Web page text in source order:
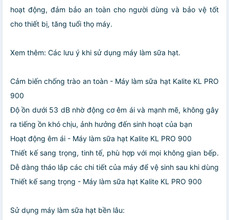
hoạt động, đảm bảo an toàn cho người dùng và bảo vệ tốt
cho thiết bị, tăng tuổi thọ máy.
Xem thêm: Các lưu ý khi sử dụng máy làm sữa hạt.
Cảm biến chống trào an toàn - Máy làm sữa hạt Kalite KL PRO
900
Độ ồn dưới 53 dB nhờ động cơ êm ái và mạnh mẽ, không gây
ra tiếng ồn khó chịu, ảnh hưởng đến sinh hoạt của bạn
Hoạt động êm ái - Máy làm sữa hạt Kalite KL PRO 900
Thiết kế sang trọng, tinh tế, phù hợp với mọi không gian bếp.
Dễ dàng tháo lắp các chi tiết của máy để vệ sinh sau khi dùng
Thiết kế sang trọng - Máy làm sữa hạt Kalite KL PRO 900
Sử dụng máy làm sữa hạt bền lâu: